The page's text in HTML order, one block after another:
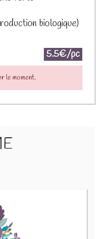
biologique)
5.5€/pc
le moment.